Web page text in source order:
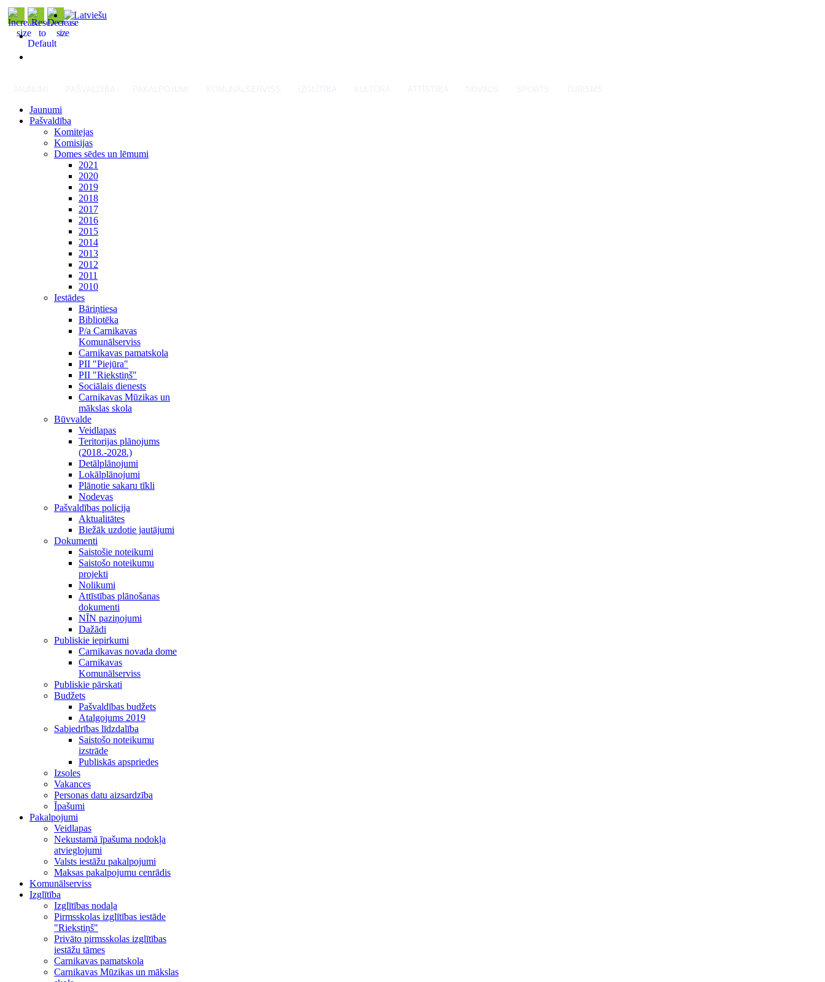
Jaunumi
Pašvaldība
Komitejas
Komisijas
Domes sēdes un lēmumi
2021
2020
2019
2018
2017
2016
2015
2014
2013
2012
2011
2010
Iestādes
Bāriņtiesa
Bibliotēka
P/a Carnikavas
Komunālserviss
Carnikavas pamatskola
PII "Piejūra"
PII "Riekstiņš"
Sociālais dienests
Carnikavas Mūzikas un
mākslas skola
Būvvalde
Veidlapas
Teritorijas plānojums
(2018.-2028.)
Detālplānojumi
Lokālplānojumi
Plānotie sakaru tīkli
Nodevas
Pašvaldības policija
Aktualitātes
Biežāk uzdotie jautājumi
Dokumenti
Saistošie noteikumi
Saistošo noteikumu
projekti
Nolikumi
Attīstības plānošanas
dokumenti
NĪN paziņojumi
Dažādi
Publiskie iepirkumi
Carnikavas novada dome
Carnikavas
Komunālserviss
Publiskie pārskati
Budžets
Pašvaldības budžets
Atalgojums 2019
Sabiedrības līdzdalība
Saistošo noteikumu
izstrāde
Publiskās apspriedes
Izsoles
Vakances
Personas datu aizsardzība
Īpašumi
Pakalpojumi
Veidlapas
Nekustamā īpašuma nodokļa
atvieglojumi
Valsts iestāžu pakalpojumi
Maksas pakalpojumu cenrādis
Komunālserviss
Izglītība
Izglītības nodaļa
Pirmsskolas izglītības iestāde
"Riekstiņš"
Privāto pirmsskolas izglītības
iestāžu tāmes
Carnikavas pamatskola
Carnikavas Mūzikas un mākslas